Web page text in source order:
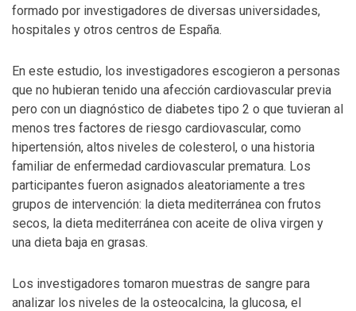
formado por investigadores de diversas universidades,
hospitales y otros centros de España.
En este estudio, los investigadores escogieron a personas
que no hubieran tenido una afección cardiovascular previa
pero con un diagnóstico de diabetes tipo 2 o que tuvieran al
menos tres factores de riesgo cardiovascular, como
hipertensión, altos niveles de colesterol, o una historia
familiar de enfermedad cardiovascular prematura. Los
participantes fueron asignados aleatoriamente a tres
grupos de intervención: la dieta mediterránea con frutos
secos, la dieta mediterránea con aceite de oliva virgen y
una dieta baja en grasas.
Los investigadores tomaron muestras de sangre para
analizar los niveles de la osteocalcina, la glucosa, el